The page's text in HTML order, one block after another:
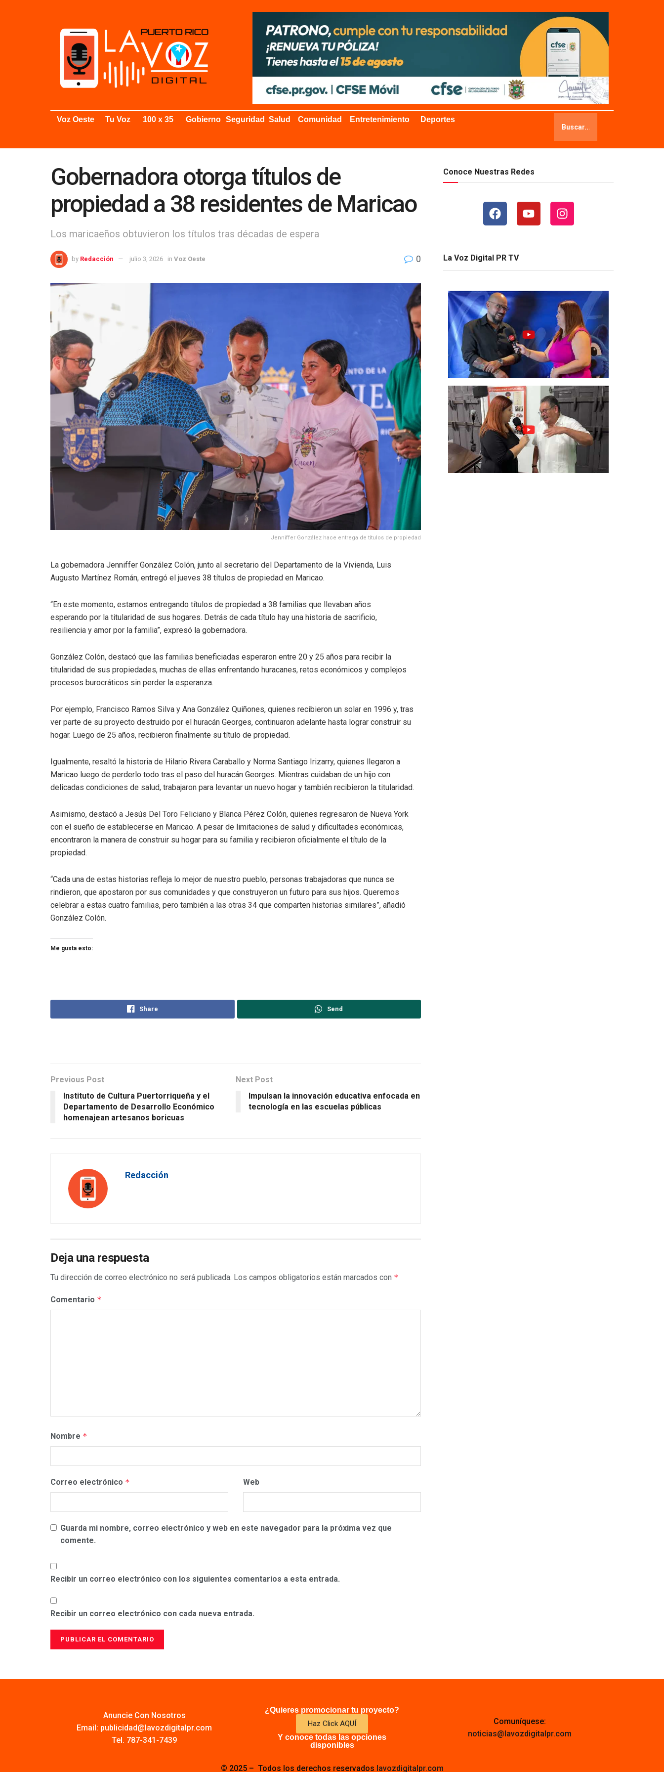
Voz Oeste Tu Voz 100 x 35 Gobierno Seguridad Salud Comunidad Entretenimiento Deportes
Gobernadora otorga títulos de
propiedad a 38 residentes de Maricao
Los maricaeños obtuvieron los títulos tras décadas de espera
by Redacción julio 3, 2026 in Voz Oeste 0
Jenniffer González hace entrega de títulos de propiedad
La gobernadora Jenniffer González Colón, junto al secretario del Departamento de la Vivienda, Luis
Augusto Martínez Román, entregó el jueves 38 títulos de propiedad en Maricao.
“En este momento, estamos entregando títulos de propiedad a 38 familias que llevaban años
esperando por la titularidad de sus hogares. Detrás de cada título hay una historia de sacrificio,
resiliencia y amor por la familia”, expresó la gobernadora.
González Colón, destacó que las familias beneficiadas esperaron entre 20 y 25 años para recibir la
titularidad de sus propiedades, muchas de ellas enfrentando huracanes, retos económicos y complejos
procesos burocráticos sin perder la esperanza.
Por ejemplo, Francisco Ramos Silva y Ana González Quiñones, quienes recibieron un solar en 1996 y, tras
ver parte de su proyecto destruido por el huracán Georges, continuaron adelante hasta lograr construir su
hogar. Luego de 25 años, recibieron finalmente su título de propiedad.
Igualmente, resaltó la historia de Hilario Rivera Caraballo y Norma Santiago Irizarry, quienes llegaron a
Maricao luego de perderlo todo tras el paso del huracán Georges. Mientras cuidaban de un hijo con
delicadas condiciones de salud, trabajaron para levantar un nuevo hogar y también recibieron la titularidad.
Asimismo, destacó a Jesús Del Toro Feliciano y Blanca Pérez Colón, quienes regresaron de Nueva York
con el sueño de establecerse en Maricao. A pesar de limitaciones de salud y dificultades económicas,
encontraron la manera de construir su hogar para su familia y recibieron oficialmente el título de la
propiedad.
“Cada una de estas historias refleja lo mejor de nuestro pueblo, personas trabajadoras que nunca se
rindieron, que apostaron por sus comunidades y que construyeron un futuro para sus hijos. Queremos
celebrar a estas cuatro familias, pero también a las otras 34 que comparten historias similares”, añadió
González Colón.
Me gusta esto:
Share Send
Previous Post
Instituto de Cultura Puertorriqueña y el
Departamento de Desarrollo Económico
homenajean artesanos boricuas
Next Post
Impulsan la innovación educativa enfocada en
tecnología en las escuelas públicas
Redacción
Deja una respuesta
Tu dirección de correo electrónico no será publicada. Los campos obligatorios están marcados con *
Comentario *
Nombre *
Correo electrónico * Web
Guarda mi nombre, correo electrónico y web en este navegador para la próxima vez que
comente.
Recibir un correo electrónico con los siguientes comentarios a esta entrada.
Recibir un correo electrónico con cada nueva entrada.
Conoce Nuestras Redes
La Voz Digital PR TV
Anuncie Con Nosotros
Email: publicidad@lavozdigitalpr.com
Tel. 787-341-7439
¿Quieres promocionar tu proyecto?
Haz Click AQUÍ
Y conoce todas las opciones
disponibles
Comuníquese:
noticias@lavozdigitalpr.com
© 2025 – Todos los derechos reservados lavozdigitalpr.com